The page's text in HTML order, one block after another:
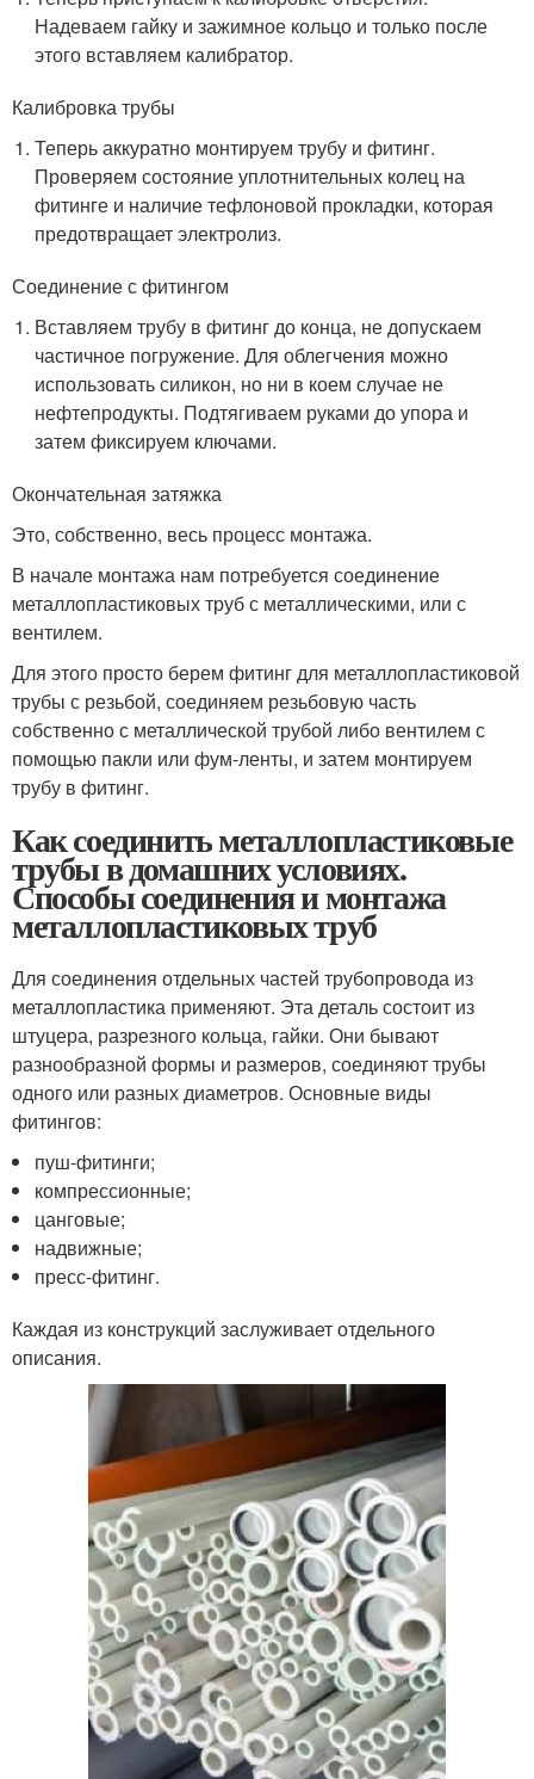
Надеваем гайку и зажимное кольцо и только после
этого вставляем калибратор.
Калибровка трубы
Теперь аккуратно монтируем трубу и фитинг.
Проверяем состояние уплотнительных колец на
фитинге и наличие тефлоновой прокладки, которая
предотвращает электролиз.
Соединение с фитингом
Вставляем трубу в фитинг до конца, не допускаем
частичное погружение. Для облегчения можно
использовать силикон, но ни в коем случае не
нефтепродукты. Подтягиваем руками до упора и
затем фиксируем ключами.
Окончательная затяжка
Это, собственно, весь процесс монтажа.
В начале монтажа нам потребуется соединение
металлопластиковых труб с металлическими, или с
вентилем.
Для этого просто берем фитинг для металлопластиковой
трубы с резьбой, соединяем резьбовую часть
собственно с металлической трубой либо вентилем с
помощью пакли или фум-ленты, и затем монтируем
трубу в фитинг.
Как соединить металлопластиковые
трубы в домашних условиях.
Способы соединения и монтажа
металлопластиковых труб
Для соединения отдельных частей трубопровода из
металлопластика применяют. Эта деталь состоит из
штуцера, разрезного кольца, гайки. Они бывают
разнообразной формы и размеров, соединяют трубы
одного или разных диаметров. Основные виды
фитингов:
пуш-фитинги;
компрессионные;
цанговые;
надвижные;
пресс-фитинг.
Каждая из конструкций заслуживает отдельного
описания.